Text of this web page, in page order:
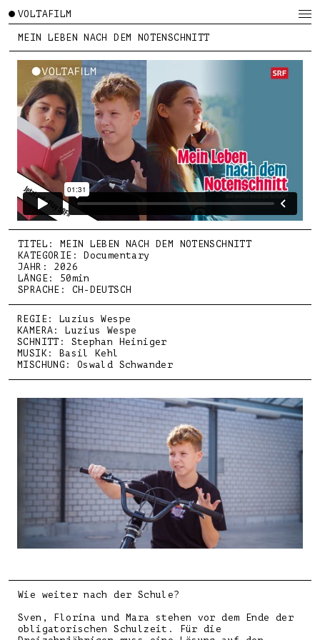
VOLTAFILM
MEIN LEBEN NACH DEM NOTENSCHNITT
TITEL: MEIN LEBEN NACH DEM NOTENSCHNITT
KATEGORIE: Documentary
JAHR: 2026
LÄNGE: 50min
SPRACHE: CH-DEUTSCH
REGIE: Luzius Wespe
KAMERA: Luzius Wespe
SCHNITT: Stephan Heiniger
MUSIK: Basil Kehl
MISCHUNG: Oswald Schwander
Wie weiter nach der Schule?
Sven, Florina und Mara stehen vor dem Ende der
obligatorischen Schulzeit. Für die